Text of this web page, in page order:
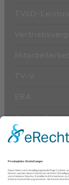
GmbH-
Sozialplan &